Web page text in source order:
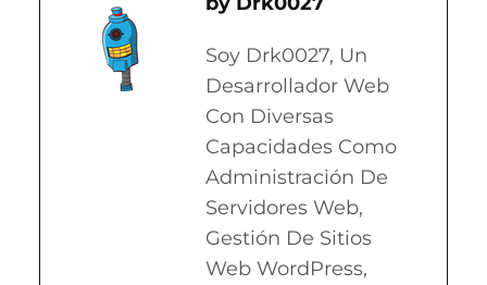
Soy Drk0027, Un
Desarrollador Web
Con Diversas
Capacidades Como
Administración De
Servidores Web,
Gestión De Sitios
Web WordPress,